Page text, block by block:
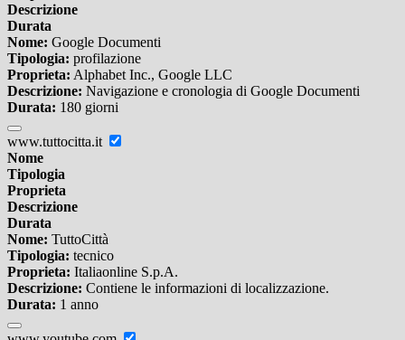
Descrizione
Durata
Nome: Google Documenti
Tipologia: profilazione
Proprieta: Alphabet Inc., Google LLC
Descrizione: Navigazione e cronologia di Google Documenti
Durata: 180 giorni
www.tuttocitta.it
Nome
Tipologia
Proprieta
Descrizione
Durata
Nome: TuttoCittà
Tipologia: tecnico
Proprieta: Italiaonline S.p.A.
Descrizione: Contiene le informazioni di localizzazione.
Durata: 1 anno